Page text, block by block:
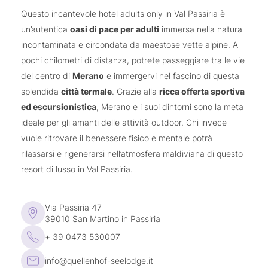
a pagamento)
esterna, salounge (sala per inalazioni saline)
laghetto naturale con accesso a una vasca
idromassaggio riscaldata, area saune con varie
saune, sauna evento al lago, parco e tante zone
con accesso coperto e
cronometraggio
Saune e piscine dell’Alpenschlössel
Sport e divertimento
Ricco programma di attività
il fiume, nordic walking e molto altro
3-4 escursioni guidatealla settimana
Questo incantevole hotel adults only in Val Passiria è
un’autentica oasi di pace per adulti immersa nella natura
incontaminata e circondata da maestose vette alpine. A
pochi chilometri di distanza, potrete passeggiare tra le vie
del centro di Merano e immergervi nel fascino di questa
splendida città termale. Grazie alla ricca offerta sportiva
ed escursionistica, Merano e i suoi dintorni sono la meta
ideale per gli amanti delle attività outdoor. Chi invece
vuole ritrovare il benessere fisico e mentale potrà
rilassarsi e rigenerarsi nell’atmosfera maldiviana di questo
resort di lusso in Val Passiria.
Via Passiria 47
39010 San Martino in Passiria
+ 39 0473 530007
info@quellenhof-seelodge.it